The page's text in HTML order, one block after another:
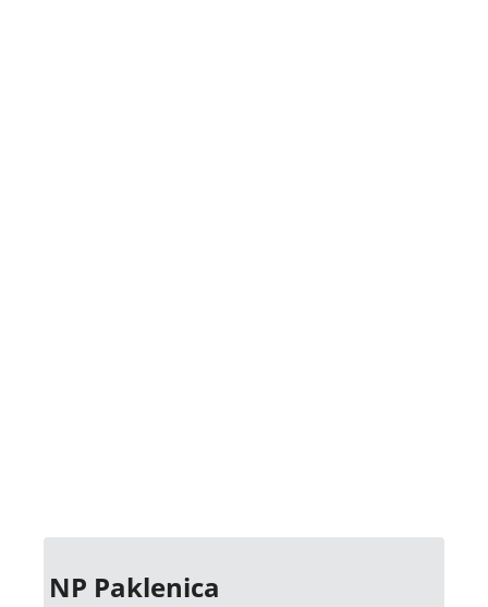
NP Paklenica